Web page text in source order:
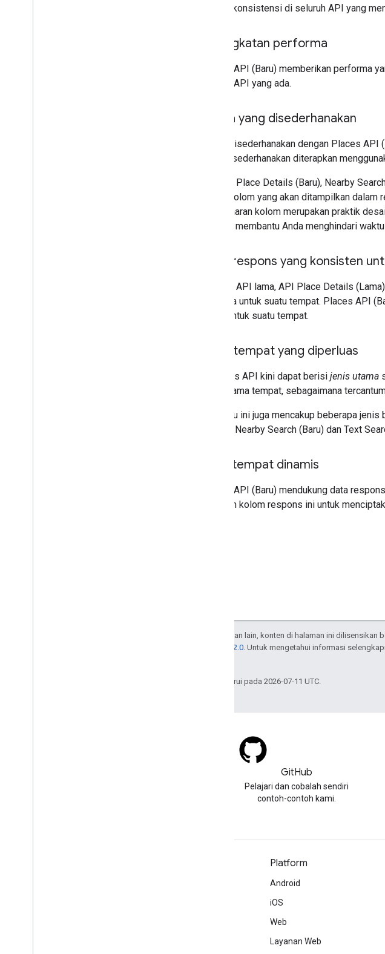
tingkat konsistensi di seluruh API yang
Peningkatan performa
Places API (Baru) memberikan performa
Places API yang ada.
Harga yang disederhanakan
Harga disederhanakan dengan Places
yang disederhanakan diterapkan
Dengan Place Details (Baru), Nearby
daftar kolom yang akan ditampilkan dalam
penyamaran kolom merupakan praktik
ini akan membantu Anda menghindari
Data respons yang konsisten
Dengan API lama, API Place Details
berbeda untuk suatu tempat. Places API
sama untuk suatu tempat.
Jenis tempat yang diperluas
Respons API kini dapat berisi jenis utama
jenis utama tempat, sebagaimana
API baru ini juga mencakup beberapa
dengan Nearby Search (Baru) dan Text
Data tempat dinamis
Places API (Baru) mendukung data
Gunakan kolom respons ini untuk
Kecuali dinyatakan lain, konten di halaman ini dilisensikan
Lisensi Apache 2.0 . Untuk mengetahui informasi
Terakhir diperbarui pada 2026-07-11 UTC.
GitHub
Pelajari dan cobalah sendiri
contoh-contoh kami.
Platform
Android
iOS
Web
Layanan Web